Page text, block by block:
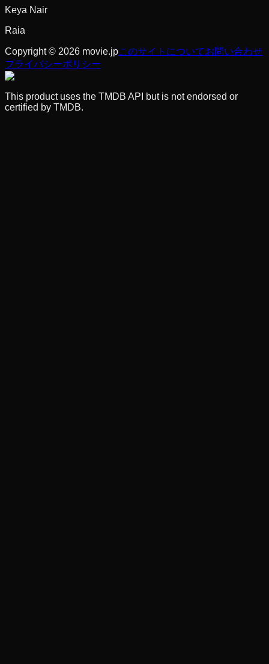
Keya Nair
Raia
Copyright © 2026 movie.jpこのサイトについてお問い合わせ
プライバシーポリシー
This product uses the TMDB API but is not endorsed or
certified by TMDB.